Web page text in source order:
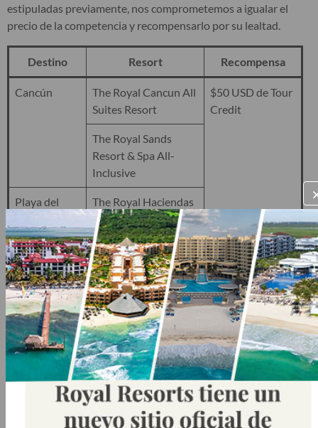
estipuladas previamente, nos comprometemos a igualar el
precio de la competencia y recompensarlo por su lealtad.
Destino Resort Recompensa
Cancún
The Royal Cancun All
Suites Resort
$50 USD de Tour
Credit
The Royal Sands
Resort & Spa All-
Inclusive
Playa del
The Royal Haciendas
All Suites Resort &
Spa
Puerto
Morelos
Grand Residences
Riviera Cancun
$50 USD de
Resort Credit
En Royal Resorts by Holiday Inn Club Vacations nuestro
compromiso es con usted y sus invitados, es por eso que
siempre recomienda utilizar sus canales directos para
reservar sus tan añoradas vacaciones en Cancun, Puerto
Morelos y la Riviera Maya. Si bien hay muchas agencias de
viajes en línea muy conocidas que ofrecen nuestros resorts,
hay otras que no lo son tanto, algunas de estas no están